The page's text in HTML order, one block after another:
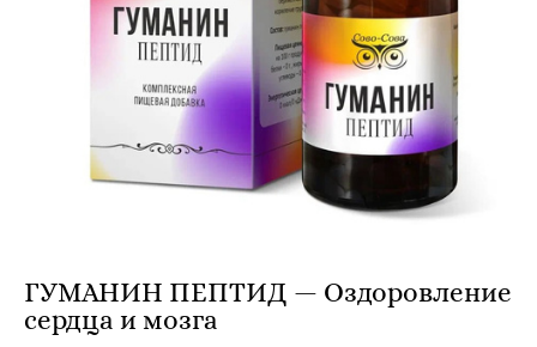
ГУМАНИН ПЕПТИД — Оздоровление
сердца и мозга